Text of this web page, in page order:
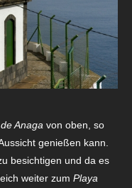
Anaga von oben, so
genießen kann.
besichtigen und da es
weiter zum Playa